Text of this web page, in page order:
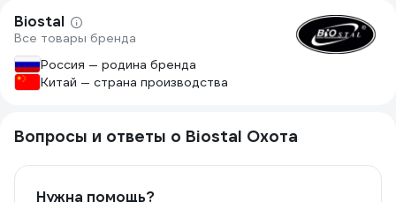
Biostal
Все товары бренда
Россия — родина бренда
Китай — страна производства
Вопросы и ответы о Biostal Охота
Нужна помощь?